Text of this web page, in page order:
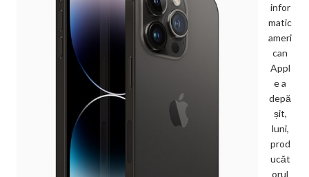
infor
matic
ameri
can
Appl
e a
depă
șit,
luni,
prod
ucăt
orul